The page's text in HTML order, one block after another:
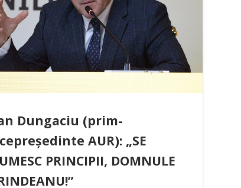
Dungaciu (prim-
AUR): „SE
PRINCIPII, DOMNULE